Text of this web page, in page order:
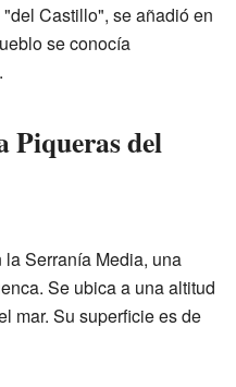
Castillo", se añadió en
se conocía
Piqueras del
Serranía Media, una
Se ubica a una altitud
mar. Su superficie es de